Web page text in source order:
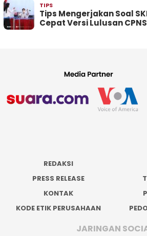
TIPS
Tips Mengerjakan Soal
Cepat Versi Lulusan CPNS
REDAKSI
PRESS RELEASE
KONTAK
KODE ETIK PERUSAHAAN
JARINGAN